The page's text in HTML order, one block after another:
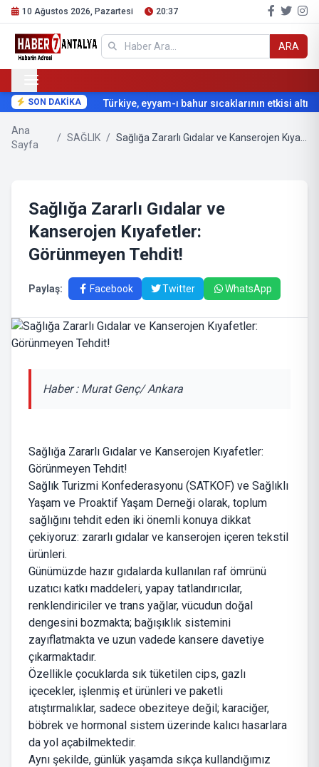
10 Ağustos 2026, Pazartesi 20:37
ARA
SON DAKİKA Türkiye, eyyam-ı bahur sıcaklarının etkisi
Ana
Sayfa
/ SAĞLIK /
Sağlığa Zararlı Gıdalar ve
Kanserojen Kıyafetler:
Görünmeyen Tehdit!
Paylaş: Facebook Twitter WhatsApp
Haber : Murat Genç/ Ankara
Sağlığa Zararlı Gıdalar ve Kanserojen Kıyafetler:
Görünmeyen Tehdit!
Sağlık Turizmi Konfederasyonu (SATKOF) ve Sağlıklı
Yaşam ve Proaktif Yaşam Derneği olarak, toplum
sağlığını tehdit eden iki önemli konuya dikkat
çekiyoruz: zararlı gıdalar ve kanserojen içeren tekstil
ürünleri.
Günümüzde hazır gıdalarda kullanılan raf ömrünü
uzatıcı katkı maddeleri, yapay tatlandırıcılar,
renklendiriciler ve trans yağlar, vücudun doğal
dengesini bozmakta; bağışıklık sistemini
zayıflatmakta ve uzun vadede kansere davetiye
çıkarmaktadır.
Özellikle çocuklarda sık tüketilen cips, gazlı
içecekler, işlenmiş et ürünleri ve paketli
atıştırmalıklar, sadece obeziteye değil; karaciğer,
böbrek ve hormonal sistem üzerinde kalıcı hasarlara
da yol açabilmektedir.
Aynı şekilde, günlük yaşamda sıkça kullandığımız